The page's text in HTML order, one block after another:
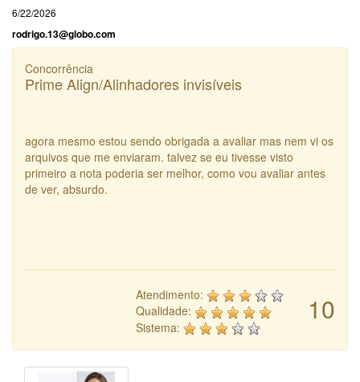
6/22/2026
rodrigo.13@globo.com
Concorrência
Prime Align/Alinhadores invisíveis
agora mesmo estou sendo obrigada a avaliar mas nem vi os
arquivos que me enviaram. talvez se eu tivesse visto
primeiro a nota poderia ser melhor, como vou avaliar antes
de ver, absurdo.
10
Atendimento:
Qualidade:
Sistema: